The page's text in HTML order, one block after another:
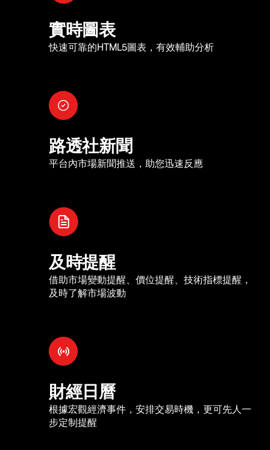
實時圖表
快速可靠的HTML5圖表，有效輔助分析
路透社新聞
平台內市場新聞推送，助您迅速反應
及時提醒
借助市場變動提醒、價位提醒、技術指標提醒，
及時了解市場波動
財經日曆
根據宏觀經濟事件，安排交易時機，更可先人一
步定制提醒